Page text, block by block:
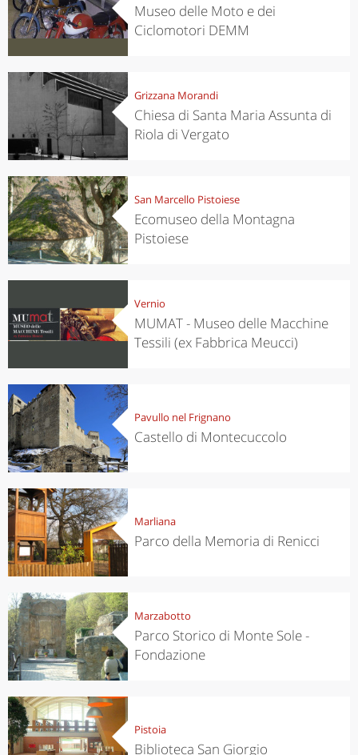
Museo delle Moto e dei
Ciclomotori DEMM
Grizzana Morandi
Chiesa di Santa Maria Assunta di
Riola di Vergato
San Marcello Pistoiese
Ecomuseo della Montagna
Pistoiese
Vernio
MUMAT - Museo delle Macchine
Tessili (ex Fabbrica Meucci)
Pavullo nel Frignano
Castello di Montecuccolo
Marliana
Parco della Memoria di Renicci
Marzabotto
Parco Storico di Monte Sole -
Fondazione
Pistoia
Biblioteca San Giorgio